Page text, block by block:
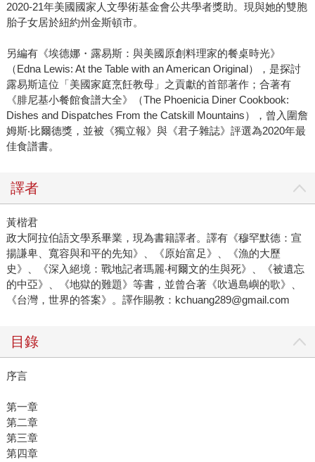
2020-21年美國國家人文學術基金會公共學者獎助。現與她的雙胞
胎子女居於紐約州金斯頓市。
另編有《埃德娜・露易斯：與美國原創料理家的餐桌時光》
（Edna Lewis: At the Table with an American Original），是探討
露易斯這位「美國家庭烹飪教母」之貢獻的首部著作；合著有
《腓尼基小餐館食譜大全》（The Phoenicia Diner Cookbook:
Dishes and Dispatches From the Catskill Mountains），曾入圍詹
姆斯‧比爾德獎，並被《獨立報》與《君子雜誌》評選為2020年最
佳食譜書。
譯者
黃楷君
政大阿拉伯語文學系畢業，現為書籍譯者。譯有《穆罕默德：宣
揚謙卑、寬容與和平的先知》、《原始富足》、《漁的大歷
史》、《深入絕境：戰地記者瑪麗‧柯爾文的生與死》、《被遺忘
的中亞》、《地獄的難題》等書，並曾合著《吹過島嶼的歌》、
《台灣，世界的答案》。譯作賜教：kchuang289@gmail.com
目錄
序言
第一章
第二章
第三章
第四章